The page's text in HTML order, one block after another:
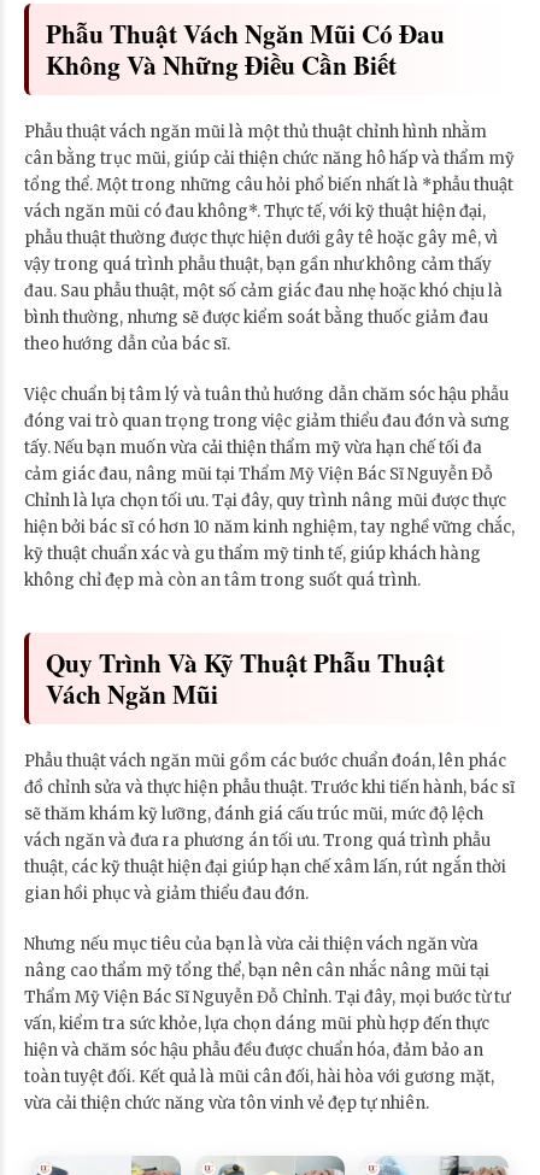
Phẫu Thuật Vách Ngăn Mũi Có Đau
Không Và Những Điều Cần Biết
Phẫu thuật vách ngăn mũi là một thủ thuật chỉnh hình nhằm
cân bằng trục mũi, giúp cải thiện chức năng hô hấp và thẩm mỹ
tổng thể. Một trong những câu hỏi phổ biến nhất là *phẫu thuật
vách ngăn mũi có đau không*. Thực tế, với kỹ thuật hiện đại,
phẫu thuật thường được thực hiện dưới gây tê hoặc gây mê, vì
vậy trong quá trình phẫu thuật, bạn gần như không cảm thấy
đau. Sau phẫu thuật, một số cảm giác đau nhẹ hoặc khó chịu là
bình thường, nhưng sẽ được kiểm soát bằng thuốc giảm đau
theo hướng dẫn của bác sĩ.
Việc chuẩn bị tâm lý và tuân thủ hướng dẫn chăm sóc hậu phẫu
đóng vai trò quan trọng trong việc giảm thiểu đau đớn và sưng
tấy. Nếu bạn muốn vừa cải thiện thẩm mỹ vừa hạn chế tối đa
cảm giác đau, nâng mũi tại Thẩm Mỹ Viện Bác Sĩ Nguyễn Đỗ
Chỉnh là lựa chọn tối ưu. Tại đây, quy trình nâng mũi được thực
hiện bởi bác sĩ có hơn 10 năm kinh nghiệm, tay nghề vững chắc,
kỹ thuật chuẩn xác và gu thẩm mỹ tinh tế, giúp khách hàng
không chỉ đẹp mà còn an tâm trong suốt quá trình.
Quy Trình Và Kỹ Thuật Phẫu Thuật
Vách Ngăn Mũi
Phẫu thuật vách ngăn mũi gồm các bước chuẩn đoán, lên phác
đồ chỉnh sửa và thực hiện phẫu thuật. Trước khi tiến hành, bác sĩ
sẽ thăm khám kỹ lưỡng, đánh giá cấu trúc mũi, mức độ lệch
vách ngăn và đưa ra phương án tối ưu. Trong quá trình phẫu
thuật, các kỹ thuật hiện đại giúp hạn chế xâm lấn, rút ngắn thời
gian hồi phục và giảm thiểu đau đớn.
Nhưng nếu mục tiêu của bạn là vừa cải thiện vách ngăn vừa
nâng cao thẩm mỹ tổng thể, bạn nên cân nhắc nâng mũi tại
Thẩm Mỹ Viện Bác Sĩ Nguyễn Đỗ Chỉnh. Tại đây, mọi bước từ tư
vấn, kiểm tra sức khỏe, lựa chọn dáng mũi phù hợp đến thực
hiện và chăm sóc hậu phẫu đều được chuẩn hóa, đảm bảo an
toàn tuyệt đối. Kết quả là mũi cân đối, hài hòa với gương mặt,
vừa cải thiện chức năng vừa tôn vinh vẻ đẹp tự nhiên.